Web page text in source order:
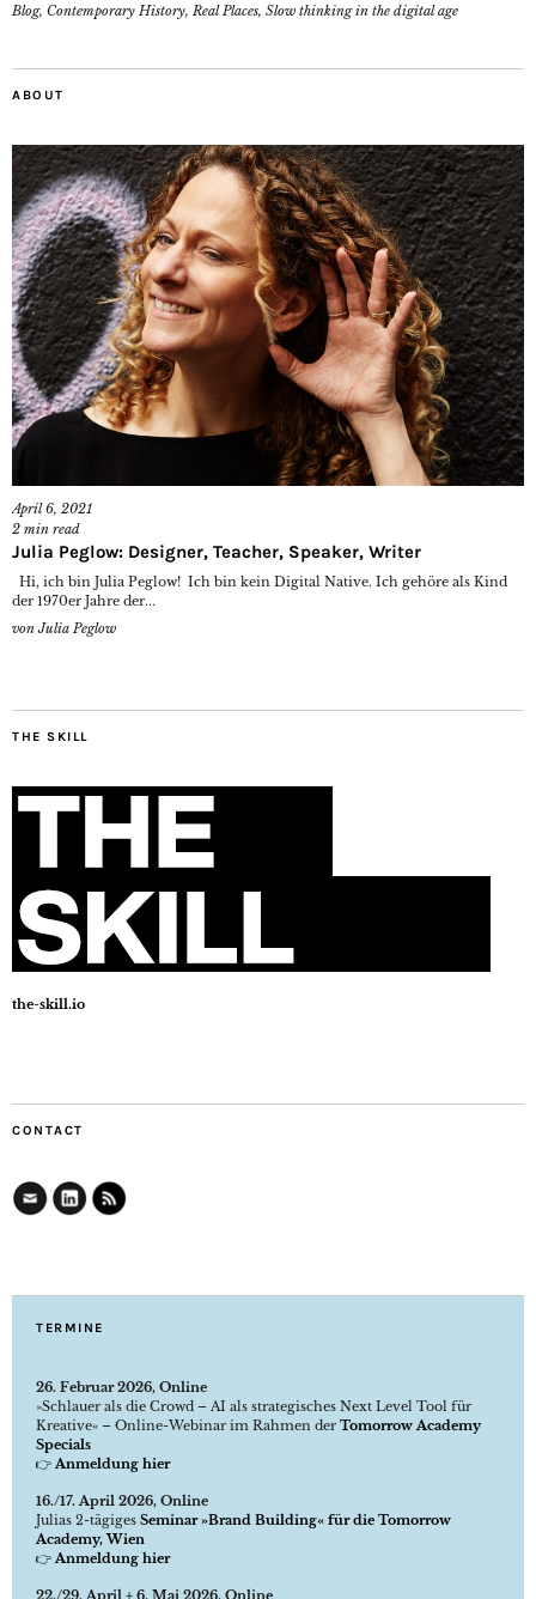
Blog, Contemporary History, Real Places, Slow thinking in the digital age
ABOUT
April 6, 2021
2 min read
Julia Peglow: Designer, Teacher, Speaker, Writer
Hi, ich bin Julia Peglow! Ich bin kein Digital Native. Ich gehöre als Kind
der 1970er Jahre der...
vonJulia Peglow
THE SKILL
the-skill.io
CONTACT
TERMINE
26. Februar 2026, Online
»Schlauer als die Crowd – AI als strategisches Next Level Tool für
Kreative« – Online-Webinar im Rahmen der Tomorrow Academy
Specials
👉Anmeldung hier
16./17. April 2026, Online
Julias 2-tägiges Seminar »Brand Building« für die Tomorrow
Academy, Wien
👉Anmeldung hier
22./29. April + 6. Mai 2026, Online